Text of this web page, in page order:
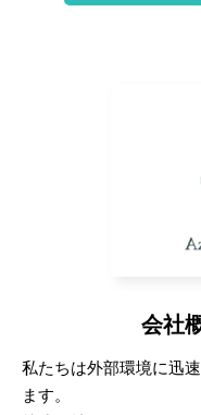
会社
私たちは外部環境に迅
ます。